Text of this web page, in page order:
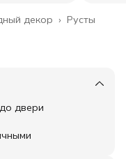
Русты
декор ›
двери